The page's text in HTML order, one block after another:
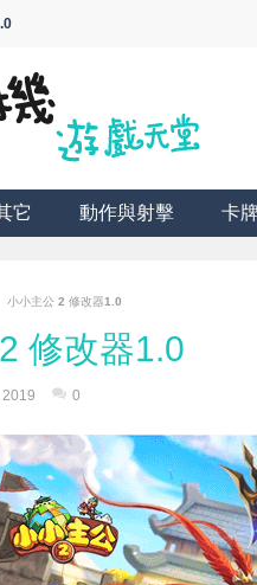
它 動作與射擊 卡
小小主公 2 修改器1.0
修改器1.0
0